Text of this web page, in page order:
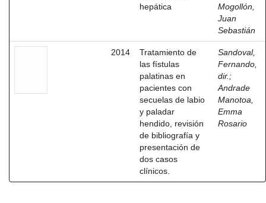
hepática
Mogollón,
Juan
Sebastián
2014
Tratamiento de
las fístulas
palatinas en
pacientes con
secuelas de labio
y paladar
hendido, revisión
de bibliografía y
presentación de
dos casos
clínicos.
Sandoval,
Fernando,
dir. ;
Andrade
Manotoa,
Emma
Rosario